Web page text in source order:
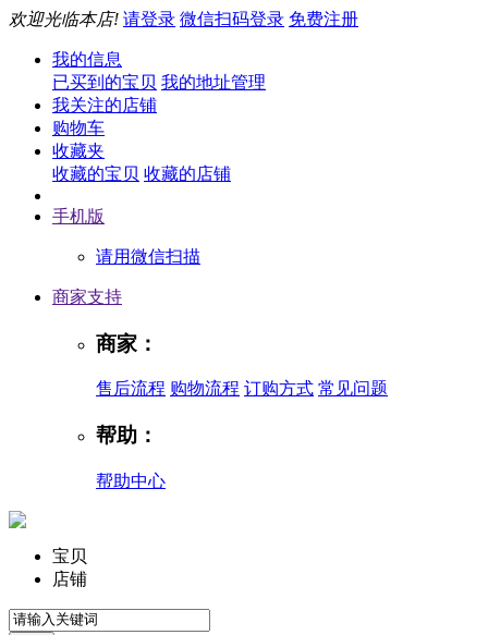
欢迎光临本店! 请登录 微信扫码登录 免费注册
我的信息
已买到的宝贝 我的地址管理
我关注的店铺
购物车
收藏夹
收藏的宝贝 收藏的店铺
手机版
请用微信扫描
商家支持
商家：
售后流程 购物流程 订购方式 常见问题
帮助：
帮助中心
宝贝
店铺